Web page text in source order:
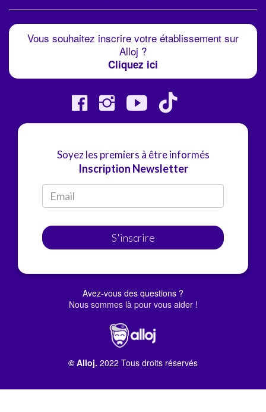
Vous souhaitez inscrire votre établissement sur
Alloj ?
Cliquez ici
Soyez les premiers à être informés
Inscription Newsletter
S'inscrire
Avez-vous des questions ?
Nous sommes là pour vous aider !
© Alloj. 2022 Tous droits réservés